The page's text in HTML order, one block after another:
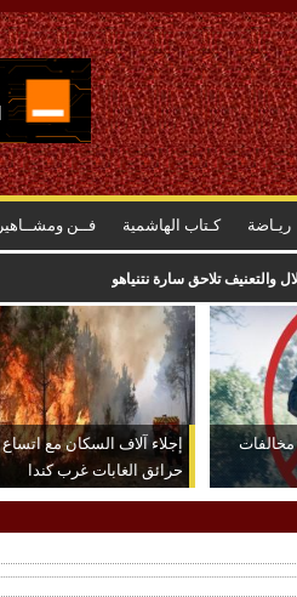
ريـاضة كـتاب الهاشمية فــن ومشــاهير
والتعنيف تلاحق سارة نتنياهو
مخالفات
إجلاء آلاف السكان مع اتساع
حرائق الغابات غرب كندا